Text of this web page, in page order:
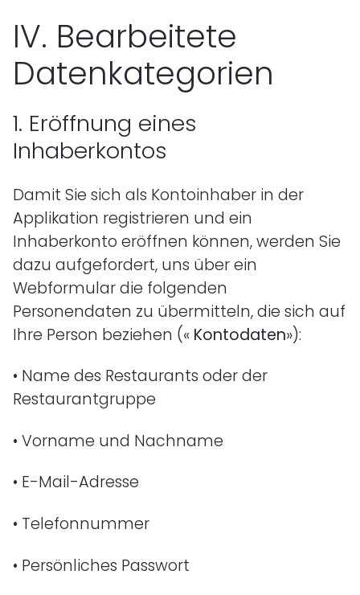
IV. Bearbeitete
Datenkategorien
1. Eröffnung eines
Inhaberkontos
Damit Sie sich als Kontoinhaber in der
Applikation registrieren und ein
Inhaberkonto eröffnen können, werden Sie
dazu aufgefordert, uns über ein
Webformular die folgenden
Personendaten zu übermitteln, die sich auf
Ihre Person beziehen (« Kontodaten»):
• Name des Restaurants oder der
Restaurantgruppe
•Vorname und Nachname
• E-Mail-Adresse
• Telefonnummer
• Persönliches Passwort